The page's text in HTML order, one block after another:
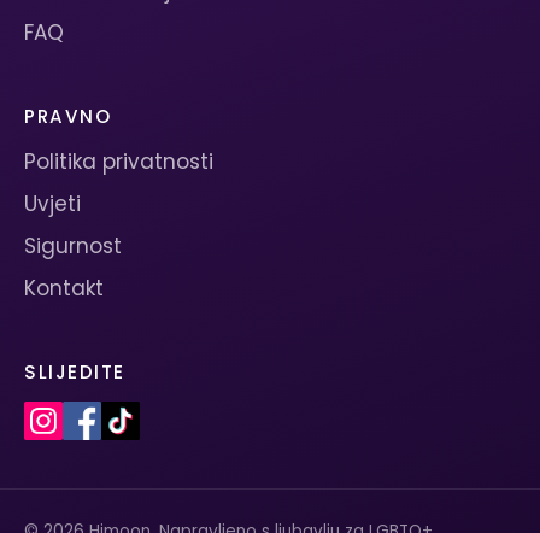
FAQ
PRAVNO
Politika privatnosti
Uvjeti
Sigurnost
Kontakt
SLIJEDITE